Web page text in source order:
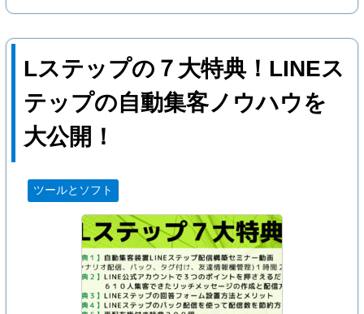
Lステップの７大特典！LINEス
テップの自動集客ノウハウを
大公開！
ツールとソフト